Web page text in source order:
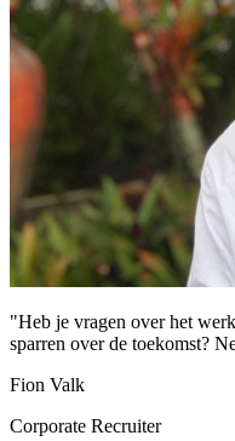
"Heb je vragen over het
sparren over de toekomst?
Fion Valk
Corporate Recruiter